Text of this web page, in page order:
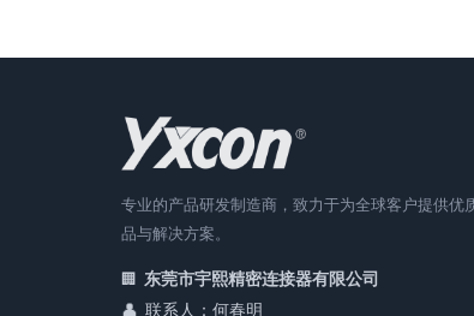
专业的产品研发制造商，致力于为全球客户提供优
品与解决方案。
东莞市宇熙精密连接器有限公司
联系人：何春明